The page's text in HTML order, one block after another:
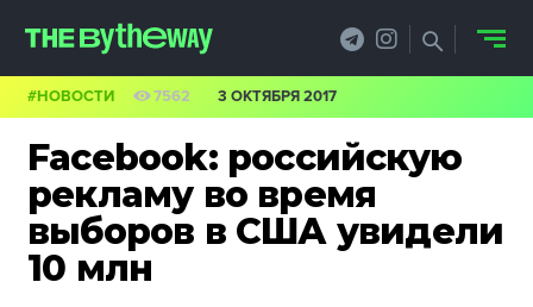
Facebook: российскую
рекламу во время
выборов в США увидели
10 млн
#НОВОСТИ 7562 3 ОКТЯБРЯ 2017
PRO.ОБЗОР
КЕЙСЫ